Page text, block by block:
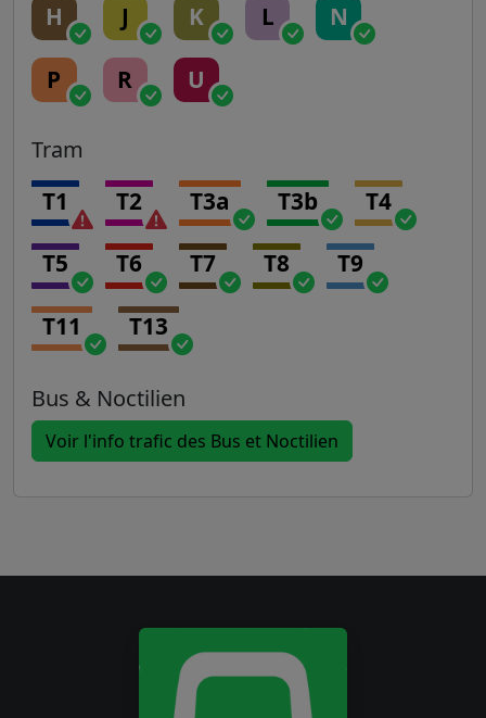
H J K L N
P R U
Tram
T1 T2 T3a T3b T4
T5 T6 T7 T8 T9
T11 T13
Bus & Noctilien
Voir l'info trafic des Bus et Noctilien